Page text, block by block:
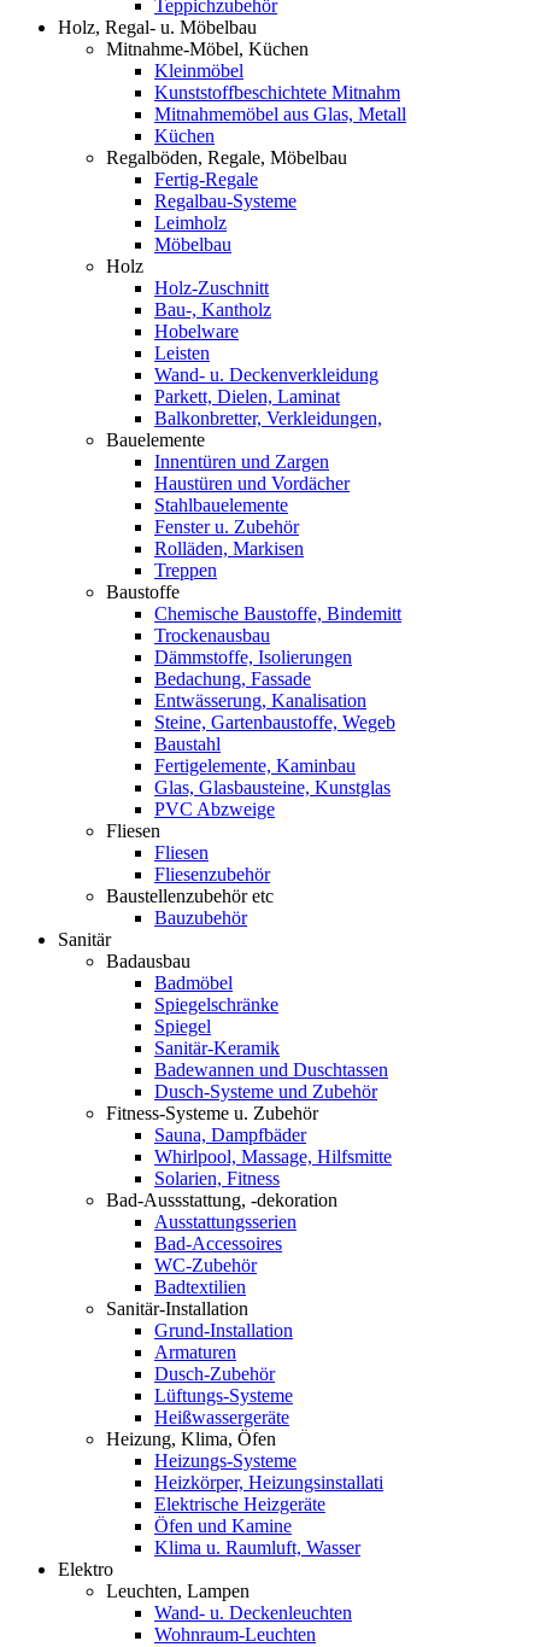
Teppichzubehör
Holz, Regal- u. Möbelbau
Mitnahme-Möbel, Küchen
Kleinmöbel
Kunststoffbeschichtete Mitnahm
Mitnahmemöbel aus Glas, Metall
Küchen
Regalböden, Regale, Möbelbau
Fertig-Regale
Regalbau-Systeme
Leimholz
Möbelbau
Holz
Holz-Zuschnitt
Bau-, Kantholz
Hobelware
Leisten
Wand- u. Deckenverkleidung
Parkett, Dielen, Laminat
Balkonbretter, Verkleidungen,
Bauelemente
Innentüren und Zargen
Haustüren und Vordächer
Stahlbauelemente
Fenster u. Zubehör
Rolläden, Markisen
Treppen
Baustoffe
Chemische Baustoffe, Bindemitt
Trockenausbau
Dämmstoffe, Isolierungen
Bedachung, Fassade
Entwässerung, Kanalisation
Steine, Gartenbaustoffe, Wegeb
Baustahl
Fertigelemente, Kaminbau
Glas, Glasbausteine, Kunstglas
PVC Abzweige
Fliesen
Fliesen
Fliesenzubehör
Baustellenzubehör etc
Bauzubehör
Sanitär
Badausbau
Badmöbel
Spiegelschränke
Spiegel
Sanitär-Keramik
Badewannen und Duschtassen
Dusch-Systeme und Zubehör
Fitness-Systeme u. Zubehör
Sauna, Dampfbäder
Whirlpool, Massage, Hilfsmitte
Solarien, Fitness
Bad-Aussstattung, -dekoration
Ausstattungsserien
Bad-Accessoires
WC-Zubehör
Badtextilien
Sanitär-Installation
Grund-Installation
Armaturen
Dusch-Zubehör
Lüftungs-Systeme
Heißwassergeräte
Heizung, Klima, Öfen
Heizungs-Systeme
Heizkörper, Heizungsinstallati
Elektrische Heizgeräte
Öfen und Kamine
Klima u. Raumluft, Wasser
Elektro
Leuchten, Lampen
Wand- u. Deckenleuchten
Wohnraum-Leuchten